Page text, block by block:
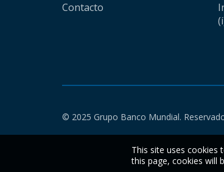
Contacto
© 2025 Grupo Banco Mundial.
This site uses cookies
this page, cookies will